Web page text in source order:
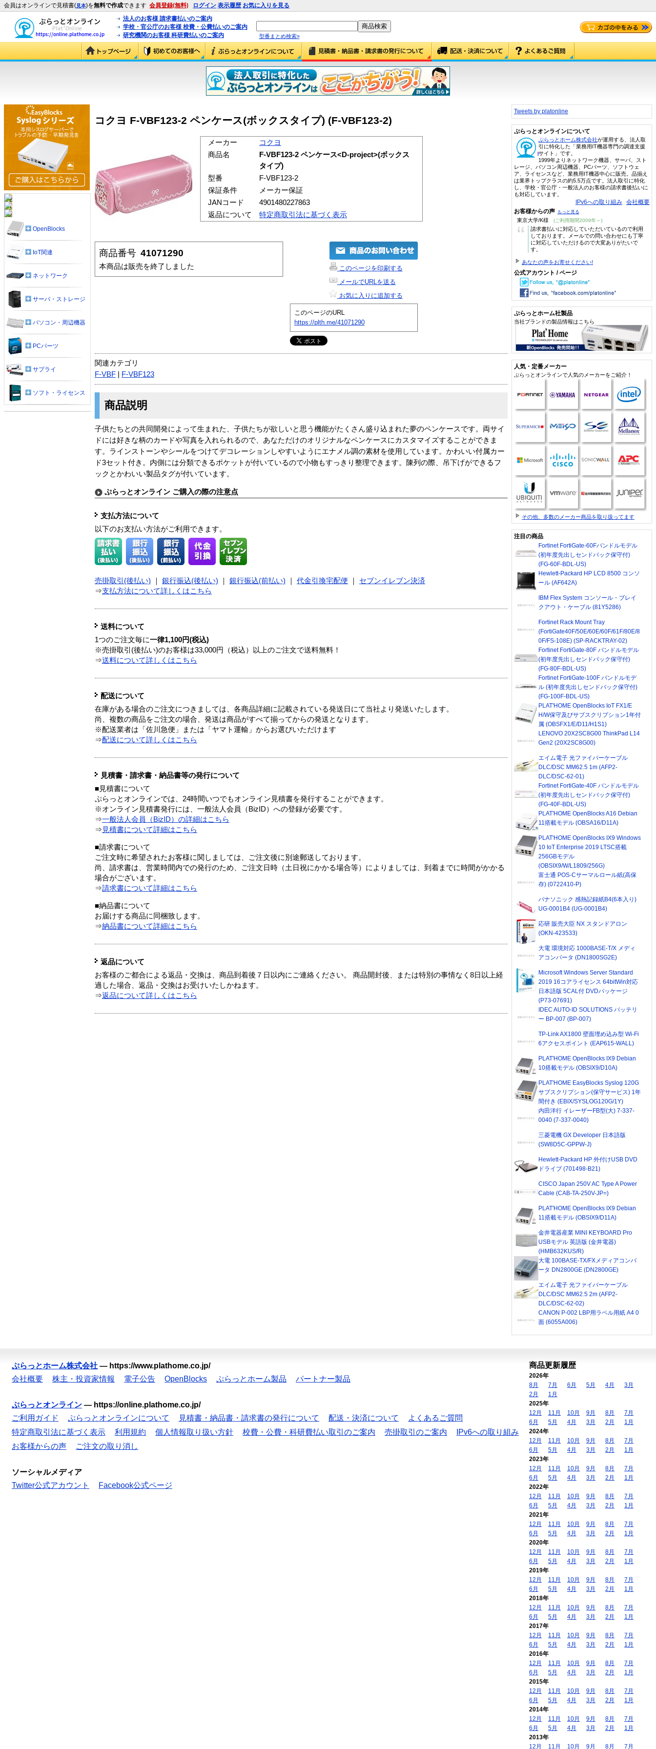
会員はオンラインで見積書(見本)を無料で作成できます 会員登録(無料) ログイン 表示履歴 お気に入りを見る
法人のお客様 請求書払いのご案内
学校・官公庁のお客様 校費・公費払いのご案内
研究機関のお客様 科研費払いのご案内
型番まとめ検索»
コクヨ F-VBF123-2 ペンケース(ボックスタイプ) (F-VBF123-2)
メーカー
コクヨ
商品名
F-VBF123-2 ペンケース<D-project>(ボックス
タイプ)
型番
F-VBF123-2
保証条件
メーカー保証
JANコード
4901480227863
返品について
特定商取引法に基づく表示
商品番号 41071290
本商品は販売を終了しました
このページを印刷する
メールでURLを送る
お気に入りに追加する
このページのURL
https://plth.me/41071290
関連カテゴリ
F-VBF
F-VBF123
商品説明
子供たちとの共同開発によって生まれた、子供たちが欲しいと思う機能がたくさん盛り込まれた夢のペンケースです。両サイ
ドには好きな柄のカードや写真を入れられるので、あなただけのオリジナルなペンケースにカスタマイズすることができま
す。ラインストーンやシールをつけてデコレーションしやすいようにエナメル調の素材を使用しています。かわいい付属カー
ド3セット付き。内側には分類できるポケットが付いているので小物もすっきり整理できます。陳列の際、吊下げができるフ
ックとかわいい製品タグが付いています。
ぷらっとオンライン ご購入の際の注意点
支払方法について
以下のお支払い方法がご利用できます。
売掛取引(後払い) 銀行振込(後払い) 銀行振込(前払い) 代金引換宅配便
セブンイレブン決済
⇒支払方法について詳しくはこちら
送料について
1つのご注文毎に一律1,100円(税込)
※売掛取引(後払い)のお客様は33,000円（税込）以上のご注文で送料無料！
⇒送料について詳しくはこちら
配送について
在庫がある場合のご注文につきましては、各商品詳細に記載されている発送日にて当社より発送いたします。
尚、複数の商品をご注文の場合、発送は商品がすべて揃ってからの発送となります。
※配送業者は「佐川急便」または「ヤマト運輸」からお選びいただけます
⇒配送について詳しくはこちら
見積書・請求書・納品書等の発行について
■見積書について
ぷらっとオンラインでは、24時間いつでもオンライン見積書を発行することができます。
※オンライン見積書発行には、一般法人会員（BizID）への登録が必要です。
⇒一般法人会員（BizID）の詳細はこちら
⇒ 見積書について詳細はこちら
■請求書について
ご注文時に希望されたお客様に関しましては、ご注文後に別途郵送しております。
尚、請求書は、営業時間内での発行のため、ご注文日時（土日祝にかかる場合等）によりましては、到着までに時間がかかる
場合がございます。
⇒請求書について詳細はこちら
■納品書について
お届けする商品に同梱致します。
⇒納品書について詳細はこちら
返品について
お客様のご都合による返品・交換は、商品到着後７日以内にご連絡ください。 商品開封後、または特別の事情なく8日以上経
過した場合、返品・交換はお受けいたしかねます。
⇒返品について詳しくはこちら
OpenBlocks
IoT関連
ネットワーク
サーバ・ストレージ
パソコン・周辺機器
PCパーツ
サプライ
ソフト・ライセンス
Tweets by platonline
ぷらっとオンラインについて
ぷらっとホーム株式会社が運用する、法人取
引に特化した「業務用IT機器専門の調達支援
サイト」です。
1999年よりネットワーク機器、サーバ、スト
レージ、パソコン周辺機器、PCパーツ、ソフトウェ
ア、ライセンスなど、業務用IT機器中心に販売。品揃え
は業界トップクラスの約5.5万点です。法人取引に特化
し、学校・官公庁・一般法人のお客様の請求書後払いに
も対応しています。
IPv6への取り組み 会社概要
お客様からの声 もっと見る
東京大学/K様 (ご利用期間2009年～)
“
請求書払いに対応していただいているので利用
しております。メールでの問い合わせにも丁寧
に対応していただけるので大変ありがたいで
す。
あなたの声をお寄せください!
公式アカウント / ページ
ぷらっとホーム社製品
当社ブランドの製品情報はこちら
人気・定番メーカー
ぷらっとオンラインで人気のメーカーをご紹介！
その他、多数のメーカー商品を取り扱ってます
注目の商品
Fortinet FortiGate-60Fバンドルモデル
(初年度先出しセンドバック保守付)
(FG-60F-BDL-US)
Hewlett-Packard HP LCD 8500 コンソ
ール (AF642A)
IBM Flex System コンソール・ブレイ
クアウト・ケーブル (81Y5286)
Fortinet Rack Mount Tray
(FortiGate40F/50E/60E/60F/61F/80E/8
0F/FS-108E) (SP-RACKTRAY-02)
Fortinet FortiGate-80F バンドルモデル
(初年度先出しセンドバック保守付)
(FG-80F-BDL-US)
Fortinet FortiGate-100F バンドルモデ
ル (初年度先出しセンドバック保守付)
(FG-100F-BDL-US)
PLAT'HOME OpenBlocks IoT FX1/E
H/W保守及びサブスクリプション1年付
属 (OBSFX1/E/D11/H1S1)
LENOVO 20X2SC8G00 ThinkPad L14
Gen2 (20X2SC8G00)
エイム電子 光ファイバーケーブル
DLC/DSC MM62.5 1m (AFP2-
DLC/DSC-62-01)
Fortinet FortiGate-40F バンドルモデル
(初年度先出しセンドバック保守付)
(FG-40F-BDL-US)
PLAT'HOME OpenBlocks A16 Debian
11搭載モデル (OBSA16/D11A)
PLAT'HOME OpenBlocks IX9 Windows
10 IoT Enterprise 2019 LTSC搭載
256GBモデル
(OBSIX9/W/L1809/256G)
富士通 POS-Cサーマルロール紙(高保
存) (0722410-P)
パナソニック 感熱記録紙B4(6本入り)
UG-0001B4 (UG-0001B4)
応研 販売大臣 NX スタンドアロン
(OKN-423533)
大電 環境対応 1000BASE-T/X メディ
アコンバータ (DN1800SG2E)
Microsoft Windows Server Standard
2019 16コアライセンス 64bitWin対応
日本語版 5CAL付 DVDパッケージ
(P73-07691)
IDEC AUTO-ID SOLUTIONS バッテリ
ー BP-007 (BP-007)
TP-Link AX1800 壁面埋め込み型 Wi-Fi
6アクセスポイント (EAP615-WALL)
PLAT'HOME OpenBlocks IX9 Debian
10搭載モデル (OBSIX9/D10A)
PLAT'HOME EasyBlocks Syslog 120G
サブスクリプション(保守サービス) 1年
間付き (EBIX/SYSLOG120G/1Y)
内田洋行 イレーザーFB型(大) 7-337-
0040 (7-337-0040)
三菱電機 GX Developer 日本語版
(SW8D5C-GPPW-J)
Hewlett-Packard HP 外付けUSB DVD
ドライブ (701498-B21)
CISCO Japan 250V AC Type A Power
Cable (CAB-TA-250V-JP=)
PLAT'HOME OpenBlocks IX9 Debian
11搭載モデル (OBSIX9/D11A)
金井電器産業 MINI KEYBOARD Pro
USBモデル 英語版 (金井電器)
(HMB632KUS/R)
大電 100BASE-TX/FXメディアコンバ
ータ DN2800GE (DN2800GE)
エイム電子 光ファイバーケーブル
DLC/DSC MM62.5 2m (AFP2-
DLC/DSC-62-02)
CANON P-002 LBP用ラベル用紙 A4 0
面 (6055A006)
ぷらっとホーム株式会社 — https://www.plathome.co.jp/
会社概要
株主・投資家情報 電子公告 OpenBlocks ぷらっとホーム製品 パートナー製品
ぷらっとオンライン — https://online.plathome.co.jp/
ご利用ガイド
ぷらっとオンラインについて 見積書・納品書・請求書の発行について 配送・決済について
よくあるご質問
特定商取引法に基づく表示
利用規約 個人情報取り扱い方針 校費・公費・科研費払い取引のご案内 売掛取引のご案内
IPv6への取り組み
お客様からの声
ご注文の取り消し
ソーシャルメディア
Twitter公式アカウント
Facebook公式ページ
商品更新履歴
2026年
8月
7月 6月 5月 4月
3月
2月
1月
2025年
12月
11月 10月 9月 8月
7月
6月
5月 4月 3月 2月
1月
2024年
12月
11月 10月 9月 8月
7月
6月
5月 4月 3月 2月
1月
2023年
12月
11月 10月 9月 8月
7月
6月
5月 4月 3月 2月
1月
2022年
12月
11月 10月 9月 8月
7月
6月
5月 4月 3月 2月
1月
2021年
12月
11月 10月 9月 8月
7月
6月
5月 4月 3月 2月
1月
2020年
12月
11月 10月 9月 8月
7月
6月
5月 4月 3月 2月
1月
2019年
12月
11月 10月 9月 8月
7月
6月
5月 4月 3月 2月
1月
2018年
12月
11月 10月 9月 8月
7月
6月
5月 4月 3月 2月
1月
2017年
12月
11月 10月 9月 8月
7月
6月
5月 4月 3月 2月
1月
2016年
12月
11月 10月 9月 8月
7月
6月
5月 4月 3月 2月
1月
2015年
12月
11月 10月 9月 8月
7月
6月
5月 4月 3月 2月
1月
2014年
12月
11月 10月 9月 8月
7月
6月
5月 4月 3月 2月
1月
2013年
12月
11月 10月 9月 8月 7月